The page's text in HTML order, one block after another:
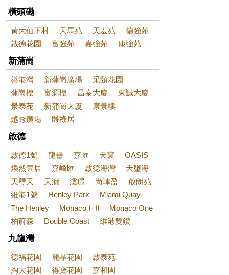
橫頭磡
黃大仙下村 天馬苑 天宏苑
德強苑
啟德花園
富強苑 嘉強苑 康強苑
新蒲崗
譽港灣 新蒲崗廣場
采頤花園
蒲崗樓
富源樓 昌泰大廈
東誠大廈
景泰苑
新蒲崗大廈
康景樓
越秀廣場
爵祿居
啟德
啟德1號 龍譽 嘉匯 天寰
OASIS
煥然壹居
嘉峰匯 啟德海灣
天璽海
天璽天
天瀧 澐璟 尚珒盈
啟朗苑
維港1號
Henley Park
Miami Quay
The Henley
Monaco I+II
Monaco One
柏蔚森
Double Coast 維港雙鑽
九龍灣
德福花園 麗晶花園
啟泰苑
淘大花園
得寶花園 嘉和園